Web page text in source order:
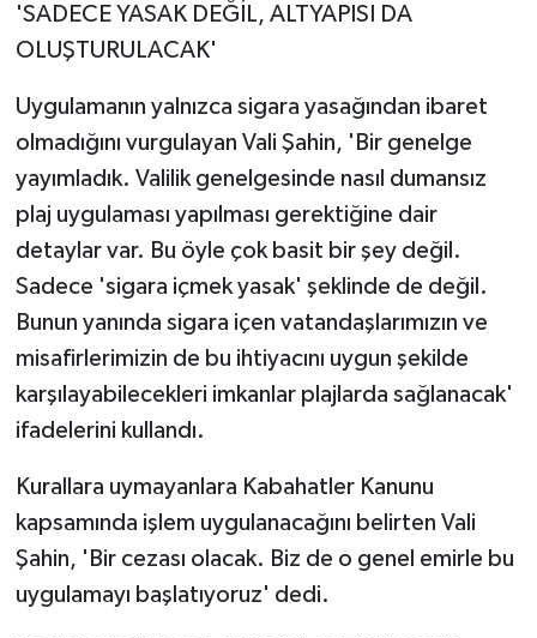
'SADECE YASAK DEĞİL, ALTYAPISI DA
OLUŞTURULACAK'
Uygulamanın yalnızca sigara yasağından ibaret
olmadığını vurgulayan Vali Şahin, 'Bir genelge
yayımladık. Valilik genelgesinde nasıl dumansız
plaj uygulaması yapılması gerektiğine dair
detaylar var. Bu öyle çok basit bir şey değil.
Sadece 'sigara içmek yasak' şeklinde de değil.
Bunun yanında sigara içen vatandaşlarımızın ve
misafirlerimizin de bu ihtiyacını uygun şekilde
karşılayabilecekleri imkanlar plajlarda sağlanacak'
ifadelerini kullandı.
Kurallara uymayanlara Kabahatler Kanunu
kapsamında işlem uygulanacağını belirten Vali
Şahin, 'Bir cezası olacak. Biz de o genel emirle bu
uygulamayı başlatıyoruz' dedi.